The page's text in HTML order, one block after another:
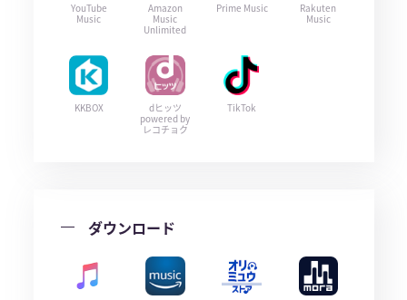
YouTube
Music
Amazon
Music
Unlimited
Prime Music
Rakuten
Music
KKBOX
dヒッツ
powered by
レコチョク
TikTok
ダウンロード